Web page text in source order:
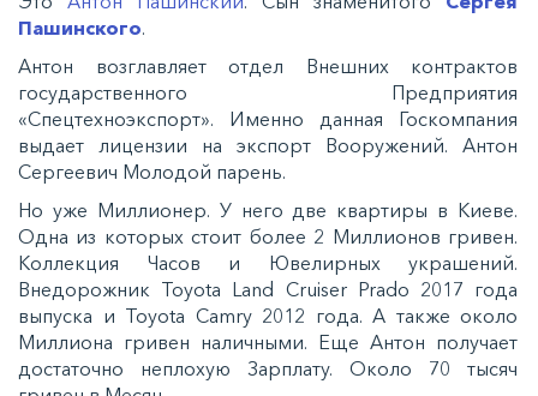
Пашинского.
Антон возглавляет отдел Внешних контрактов
государственного Предприятия
«Спецтехноэкспорт». Именно данная Госкомпания
выдает лицензии на экспорт Вооружений. Антон
Сергеевич Молодой парень.
Но уже Миллионер. У него две квартиры в Киеве.
Одна из которых стоит более 2 Миллионов гривен.
Коллекция Часов и Ювелирных украшений.
Внедорожник Toyota Land Cruiser Prado 2017 года
выпуска и Toyota Camry 2012 года. А также около
Миллиона гривен наличными. Еще Антон получает
достаточно неплохую Зарплату. Около 70 тысяч